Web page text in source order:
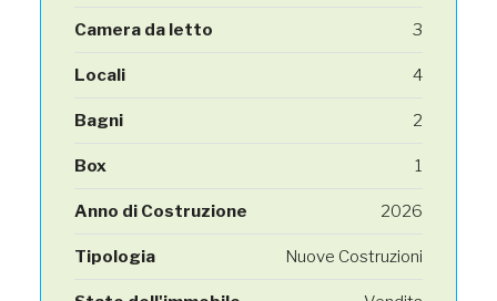
Camera da letto 3
Locali 4
Bagni 2
Box 1
Anno di Costruzione 2026
Tipologia Nuove Costruzioni